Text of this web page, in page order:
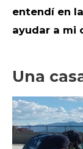
entendí en
ayudar a mi
Una